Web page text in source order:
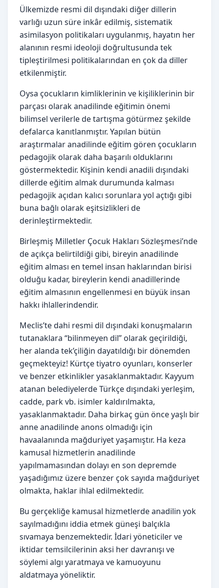
Ülkemizde resmi dil dışındaki diğer dillerin
varlığı uzun süre inkâr edilmiş, sistematik
asimilasyon politikaları uygulanmış, hayatın her
alanının resmi ideoloji doğrultusunda tek
tipleştirilmesi politikalarından en çok da diller
etkilenmiştir.
Oysa çocukların kimliklerinin ve kişiliklerinin bir
parçası olarak anadilinde eğitimin önemi
bilimsel verilerle de tartışma götürmez şekilde
defalarca kanıtlanmıştır. Yapılan bütün
araştırmalar anadilinde eğitim gören çocukların
pedagojik olarak daha başarılı olduklarını
göstermektedir. Kişinin kendi anadili dışındaki
dillerde eğitim almak durumunda kalması
pedagojik açıdan kalıcı sorunlara yol açtığı gibi
buna bağlı olarak eşitsizlikleri de
derinleştirmektedir.
Birleşmiş Milletler Çocuk Hakları Sözleşmesi’nde
de açıkça belirtildiği gibi, bireyin anadilinde
eğitim alması en temel insan haklarından birisi
olduğu kadar, bireylerin kendi anadillerinde
eğitim almasının engellenmesi en büyük insan
hakkı ihlallerindendir.
Meclis’te dahi resmi dil dışındaki konuşmaların
tutanaklara “bilinmeyen dil” olarak geçirildiği,
her alanda tek’çiliğin dayatıldığı bir dönemden
geçmekteyiz! Kürtçe tiyatro oyunları, konserler
ve benzer etkinlikler yasaklanmaktadır. Kayyum
atanan belediyelerde Türkçe dışındaki yerleşim,
cadde, park vb. isimler kaldırılmakta,
yasaklanmaktadır. Daha birkaç gün önce yaşlı bir
anne anadilinde anons olmadığı için
havaalanında mağduriyet yaşamıştır. Ha keza
kamusal hizmetlerin anadilinde
yapılmamasından dolayı en son depremde
yaşadığımız üzere benzer çok sayıda mağduriyet
olmakta, haklar ihlal edilmektedir.
Bu gerçekliğe kamusal hizmetlerde anadilin yok
sayılmadığını iddia etmek güneşi balçıkla
sıvamaya benzemektedir. İdari yöneticiler ve
iktidar temsilcilerinin aksi her davranışı ve
söylemi algı yaratmaya ve kamuoyunu
aldatmaya yöneliktir.